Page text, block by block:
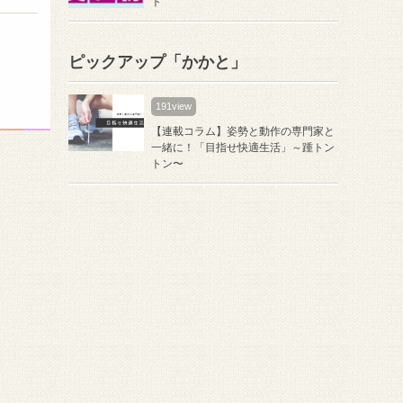
ピックアップ「かかと」
191view
【連載コラム】姿勢と動作の専門家と
一緒に！「目指せ快適生活」～踵トン
トン〜